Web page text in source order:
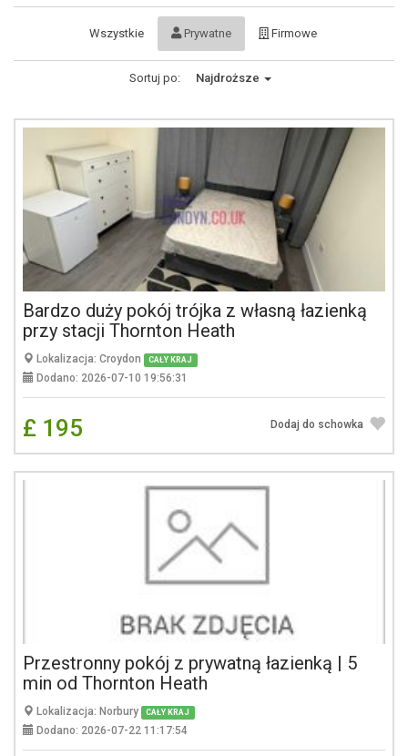
Wszystkie Prywatne Firmowe
Sortuj po: Najdroższe
Bardzo duży pokój trójka z własną łazienką
przy stacji Thornton Heath
Lokalizacja: Croydon CAŁY KRAJ
Dodano: 2026-07-10 19:56:31
£ 195 Dodaj do schowka
Przestronny pokój z prywatną łazienką | 5
min od Thornton Heath
Lokalizacja: Norbury CAŁY KRAJ
Dodano: 2026-07-22 11:17:54